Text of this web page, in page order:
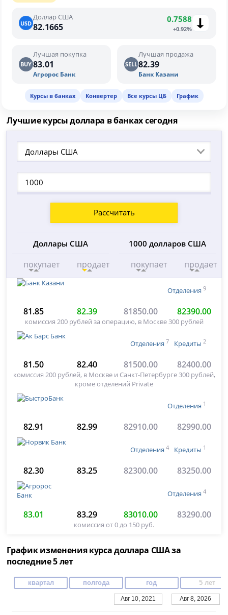
USD
Доллар США
82.1665
0.7588
+0.92%
BUY
Лучшая покупка
83.01
Агророс Банк
SELL
Лучшая продажа
82.39
Банк Казани
Курсы в банках Конвертер Все курсы ЦБ График
Лучшие курсы доллара в банках сегодня
Доллары США
Рассчитать
Доллары США
покупает продает
1000 долларов США
покупает продает
Отделения 9
81.85 82.39 81850.00 82390.00
комиссия 200 рублей за операцию, в Москве 300 рублей
Отделения 7 Кредиты 2
81.50 82.40 81500.00 82400.00
комиссия 200 рублей, в Москве и Санкт-Петербурге 300 рублей,
кроме отделений Private
Отделения 1
82.91 82.99 82910.00 82990.00
Отделения 4 Кредиты 1
82.30 83.25 82300.00 83250.00
Отделения 4
83.01 83.29 83010.00 83290.00
комиссия от 0 до 150 руб.
График изменения курса доллара США за
последние 5 лет
квартал полгода год 5 лет
Авг 10, 2021 Авг 8, 2026